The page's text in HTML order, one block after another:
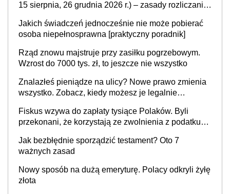
15 sierpnia, 26 grudnia 2026 r.) – zasady rozliczania
i administracja publiczna), najczęstsze pytania
Jakich świadczeń jednocześnie nie może pobierać
osoba niepełnosprawna [praktyczny poradnik]
Rząd znowu majstruje przy zasiłku pogrzebowym.
Wzrost do 7000 tys. zł, to jeszcze nie wszystko
Znalazłeś pieniądze na ulicy? Nowe prawo zmienia
wszystko. Zobacz, kiedy możesz je legalnie
Fiskus wzywa do zapłaty tysiące Polaków. Byli
przekonani, że korzystają ze zwolnienia z podatku
Jak bezbłędnie sporządzić testament? Oto 7
ważnych zasad
Nowy sposób na dużą emeryturę. Polacy odkryli żyłę
złota